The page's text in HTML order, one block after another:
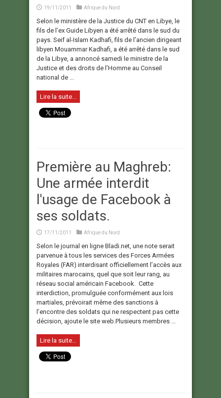
19/11/2011 Afrique du Nord
Selon le ministère de la Justice du CNT en Libye, le
fils de l’ex Guide Libyen a été arrêté dans le sud du
pays. Seif al-Islam Kadhafi, fils de l’ancien dirigeant
libyen Mouammar Kadhafi, a été arrêté dans le sud
de la Libye, a annoncé samedi le ministre de la
Justice et des droits de l’Homme au Conseil
national de ...
Lire la suite...
Première au Maghreb:
Une armée interdit
l'usage de Facebook à
ses soldats.
17/11/2011 Afrique du Nord
Selon le journal en ligne Bladi.net, une note serait
parvenue à tous les services des Forces Armées
Royales (FAR) interdisant officiellement l’accès aux
militaires marocains, quel que soit leur rang, au
réseau social américain Facebook. Cette
interdiction, promulguée conformément aux lois
martiales, prévoirait même des sanctions à
l’encontre des soldats qui ne respectent pas cette
décision, ajoute le site web.Plusieurs membres ...
Lire la suite...